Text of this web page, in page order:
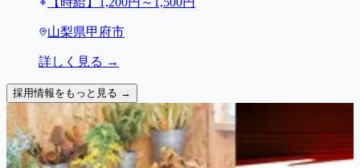
山梨県甲府市
詳しく見る →
採用情報をもっと見る →